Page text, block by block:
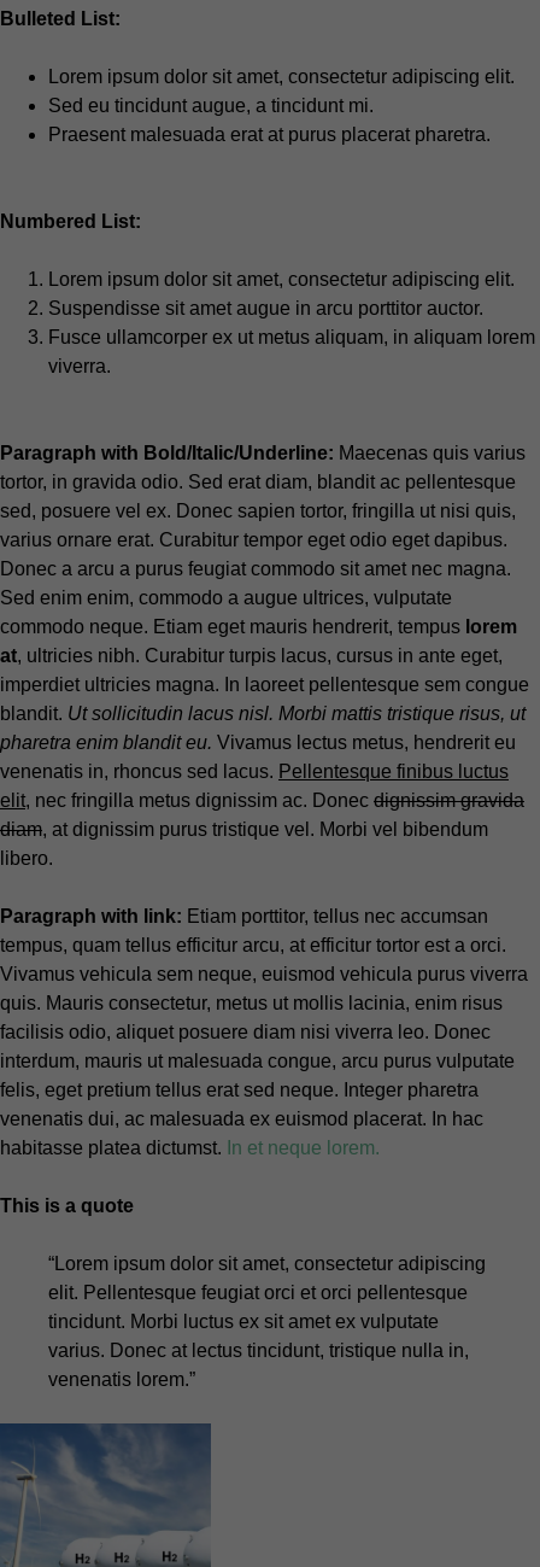
Bulleted List:
Lorem ipsum dolor sit amet, consectetur adipiscing elit.
Sed eu tincidunt augue, a tincidunt mi.
Praesent malesuada erat at purus placerat pharetra.
Numbered List:
Lorem ipsum dolor sit amet, consectetur adipiscing elit.
Suspendisse sit amet augue in arcu porttitor auctor.
Fusce ullamcorper ex ut metus aliquam, in aliquam lorem
viverra.
Paragraph with Bold/Italic/Underline: Maecenas quis varius
tortor, in gravida odio. Sed erat diam, blandit ac pellentesque
sed, posuere vel ex. Donec sapien tortor, fringilla ut nisi quis,
varius ornare erat. Curabitur tempor eget odio eget dapibus.
Donec a arcu a purus feugiat commodo sit amet nec magna.
Sed enim enim, commodo a augue ultrices, vulputate
commodo neque. Etiam eget mauris hendrerit, tempus lorem
at, ultricies nibh. Curabitur turpis lacus, cursus in ante eget,
imperdiet ultricies magna. In laoreet pellentesque sem congue
blandit. Ut sollicitudin lacus nisl. Morbi mattis tristique risus, ut
pharetra enim blandit eu. Vivamus lectus metus, hendrerit eu
venenatis in, rhoncus sed lacus. Pellentesque finibus luctus
elit, nec fringilla metus dignissim ac. Donec dignissim gravida
diam, at dignissim purus tristique vel. Morbi vel bibendum
libero.
Paragraph with link: Etiam porttitor, tellus nec accumsan
tempus, quam tellus efficitur arcu, at efficitur tortor est a orci.
Vivamus vehicula sem neque, euismod vehicula purus viverra
quis. Mauris consectetur, metus ut mollis lacinia, enim risus
facilisis odio, aliquet posuere diam nisi viverra leo. Donec
interdum, mauris ut malesuada congue, arcu purus vulputate
felis, eget pretium tellus erat sed neque. Integer pharetra
venenatis dui, ac malesuada ex euismod placerat. In hac
habitasse platea dictumst. In et neque lorem.
This is a quote
“Lorem ipsum dolor sit amet, consectetur adipiscing
elit. Pellentesque feugiat orci et orci pellentesque
tincidunt. Morbi luctus ex sit amet ex vulputate
varius. Donec at lectus tincidunt, tristique nulla in,
venenatis lorem.”